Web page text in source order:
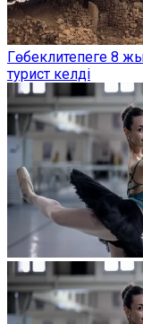
Гөбеклитепеге 8
турист келді